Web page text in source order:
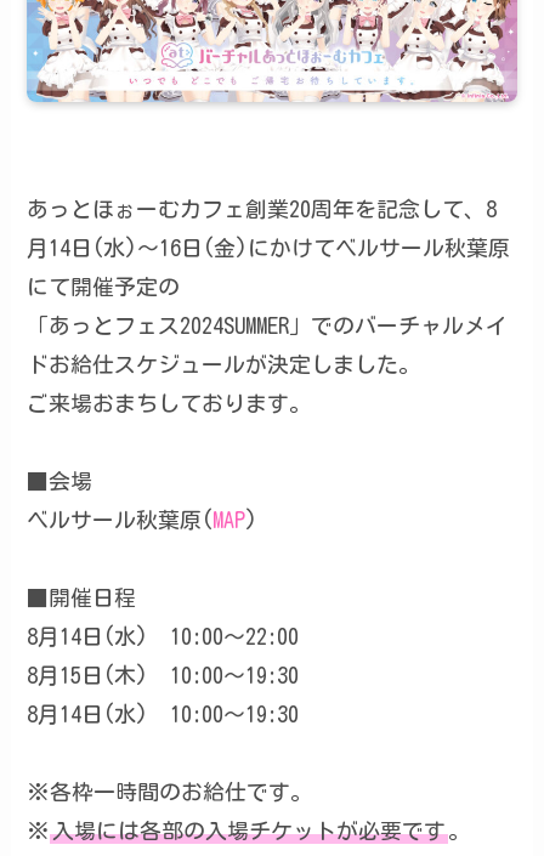
あっとほぉーむカフェ創業20周年を記念して、8
月14日(水)～16日(金)にかけてベルサール秋葉原
にて開催予定の
「あっとフェス2024SUMMER」でのバーチャルメイ
ドお給仕スケジュールが決定しました。
ご来場おまちしております。
■会場
ベルサール秋葉原(MAP)
■開催日程
8月14日(水) 10:00～22:00
8月15日(木) 10:00～19:30
8月14日(水) 10:00～19:30
※各枠一時間のお給仕です。
※入場には各部の入場チケットが必要です。